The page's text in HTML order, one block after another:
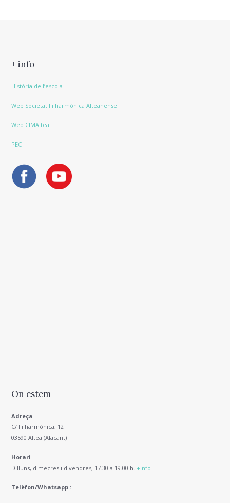
+ info
Història de l’escola
Web Societat Filharmònica Alteanense
Web CIMAltea
PEC
On estem
Adreça
C/ Filharmònica, 12
03590 Altea (Alacant)
Horari
Dilluns, dimecres i divendres, 17.30 a 19.00 h. +info
Telèfon/Whatsapp :